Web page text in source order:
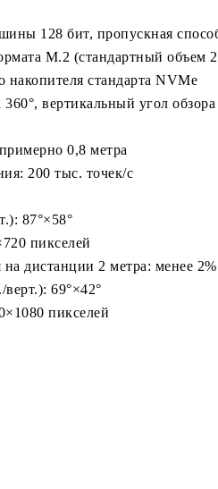
128 бит, пропускная
M.2 (стандартный объем
стандарта NVMe
вертикальный угол
0,8 метра
200 тыс. точек/с
87°×58°
пикселей
дистанции 2 метра: менее 2%
69°×42°
пикселей